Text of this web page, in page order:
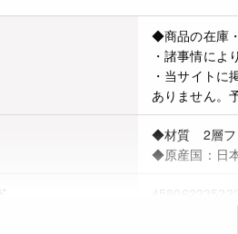
◆商品の在庫
・諸事情によ
・当サイト
ありません。
◆材質 2層フ
◆原産国：日